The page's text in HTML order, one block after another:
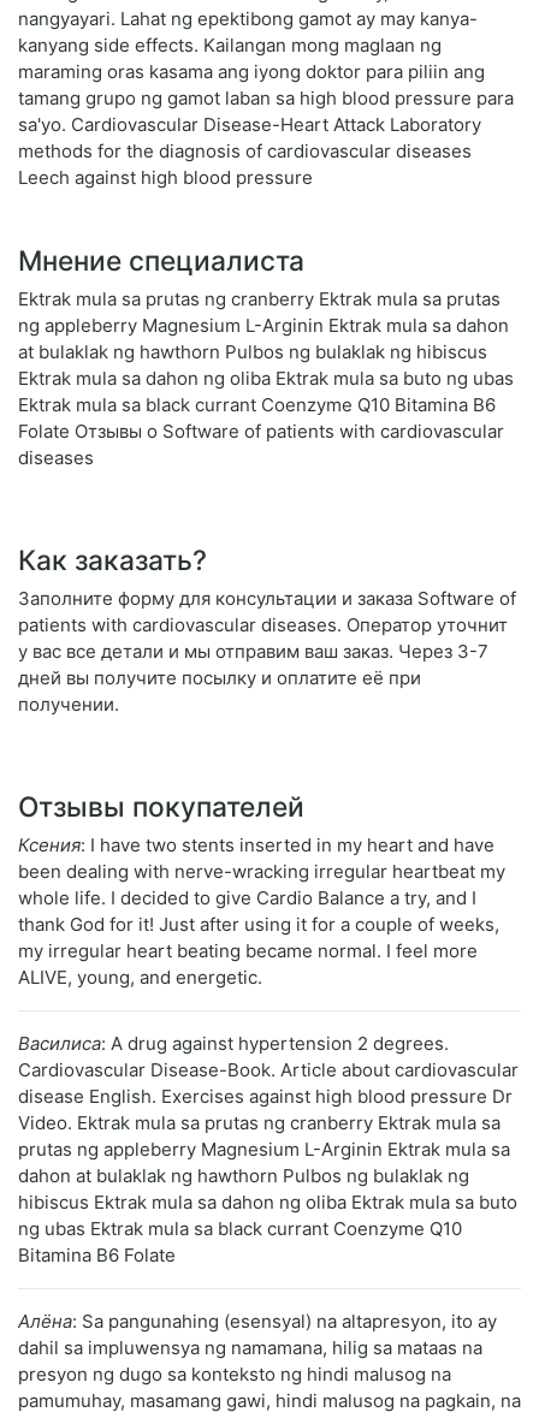
nangyayari. Lahat ng epektibong gamot ay may kanya-
kanyang side effects. Kailangan mong maglaan ng
maraming oras kasama ang iyong doktor para piliin ang
tamang grupo ng gamot laban sa high blood pressure para
sa'yo. Cardiovascular Disease-Heart Attack Laboratory
methods for the diagnosis of cardiovascular diseases
Leech against high blood pressure
Мнение специалиста
Ektrak mula sa prutas ng cranberry Ektrak mula sa prutas
ng appleberry Magnesium L-Arginin Ektrak mula sa dahon
at bulaklak ng hawthorn Pulbos ng bulaklak ng hibiscus
Ektrak mula sa dahon ng oliba Ektrak mula sa buto ng ubas
Ektrak mula sa black currant Coenzyme Q10 Bitamina B6
Folate Отзывы о Software of patients with cardiovascular
diseases
Как заказать?
Заполните форму для консультации и заказа Software of
patients with cardiovascular diseases. Оператор уточнит
у вас все детали и мы отправим ваш заказ. Через 3-7
дней вы получите посылку и оплатите её при
получении.
Отзывы покупателей
Ксения: I have two stents inserted in my heart and have
been dealing with nerve-wracking irregular heartbeat my
whole life. I decided to give Cardio Balance a try, and I
thank God for it! Just after using it for a couple of weeks,
my irregular heart beating became normal. I feel more
ALIVE, young, and energetic.
Василиса: A drug against hypertension 2 degrees.
Cardiovascular Disease-Book. Article about cardiovascular
disease English. Exercises against high blood pressure Dr
Video. Ektrak mula sa prutas ng cranberry Ektrak mula sa
prutas ng appleberry Magnesium L-Arginin Ektrak mula sa
dahon at bulaklak ng hawthorn Pulbos ng bulaklak ng
hibiscus Ektrak mula sa dahon ng oliba Ektrak mula sa buto
ng ubas Ektrak mula sa black currant Coenzyme Q10
Bitamina B6 Folate
Алёна: Sa pangunahing (esensyal) na altapresyon, ito ay
dahil sa impluwensya ng namamana, hilig sa mataas na
presyon ng dugo sa konteksto ng hindi malusog na
pamumuhay, masamang gawi, hindi malusog na pagkain, na